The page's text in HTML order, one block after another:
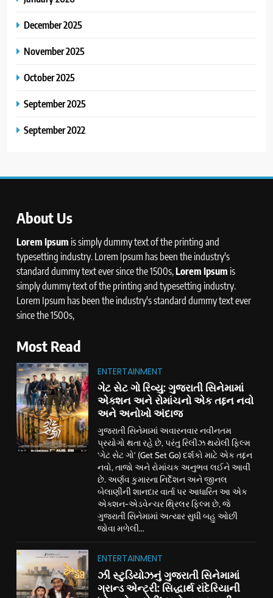
December 2025
November 2025
October 2025
September 2025
September 2022
About Us
Lorem Ipsum is simply dummy text of the printing and
typesetting industry. Lorem Ipsum has been the industry's
standard dummy text ever since the 1500s,Lorem Ipsum is
simply dummy text of the printing and typesetting industry.
Lorem Ipsum has been the industry's standard dummy text ever
since the 1500s,
Most Read
ENTERTAINMENT
ગેટ સેટ ગો રિવ્યુ: ગુજરાતી સિનેમામાં
એક્શન અને રોમાંચનો એક તદ્દન નવો
અને અનોખો અંદાજ
ગુજરાતી સિનેમામાં અવારનવાર નવીનતમ
પ્રયોગો થતા રહે છે, પરંતુ રિલીઝ થયેલી ફિલ્મ
‘ગેટ સેટ ગો’ (Get Set Go) દર્શકો માટે એક તદ્દન
નવો, તાજો અને રોમાંચક અનુભવ લઈને આવી
છે. અર્ણવ કુમારના નિર્દેશન અને જીનલ
બેલાણીની શાનદાર વાર્તા પર આધારિત આ એક
એક્શન-એડવેન્ચર થ્રિલર ફિલ્મ છે, જે
ગુજરાતી સિનેમામાં અત્યાર સુધી બહુ ઓછી
જોવા મળેલી...
ENTERTAINMENT
ઝી સ્ટુડિયોઝનું ગુજરાતી સિનેમામાં
ગ્રાન્ડ એન્ટ્રી: સિદ્ધાર્થ રાંદેરિયાની